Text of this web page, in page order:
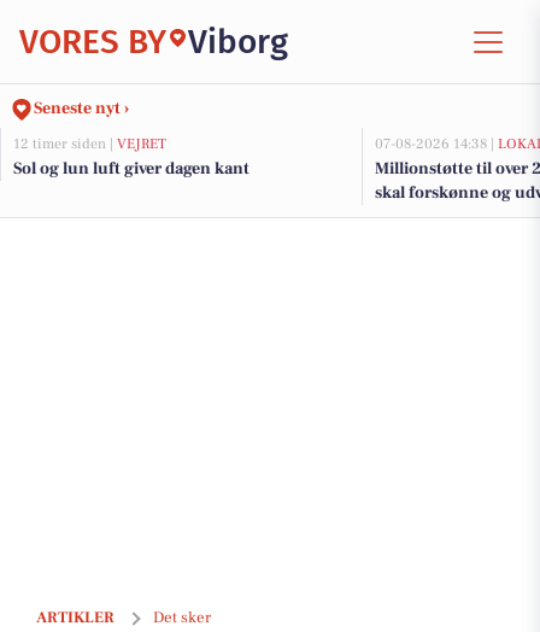
VORES BY Viborg
Seneste nyt ›
12 timer siden | VEJRET
Sol og lun luft giver dagen kant
07-08-2026 14:38 |
Millionstøtte til over
skal forskønne og
Kommunes mindre
ARTIKLER Det sker
Weekendoplevelser i Viborg: Film, musik og historie for enhver